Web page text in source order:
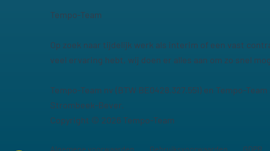
Algemene voorwaarden Gebruiksvoorwaarden GDPR
Tempo-Team
Op zoek naar tijdelijk werk als interim of een vast
veel ervaring hebt, wij doen er alles aan om zo snel
Tempo-Team nv (BTW BE0428.327.551) en Tempo-
Strombeek-Bever.
Copyright © 2026 Tempo-Team